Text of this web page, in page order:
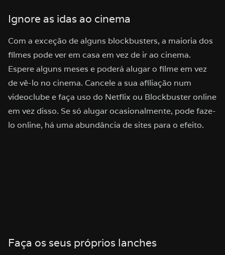
Ignore as idas ao cinema
Com a exceção de alguns blockbusters, a maioria dos
filmes pode ver em casa em vez de ir ao cinema.
Espere alguns meses e poderá alugar o filme em vez
de vê-lo no cinema. Cancele a sua afiliação num
videoclube e faça uso do Netflix ou Blockbuster online
em vez disso. Se só alugar ocasionalmente, pode faze-
lo online, há uma abundância de sites para o efeito.
Faça os seus próprios lanches